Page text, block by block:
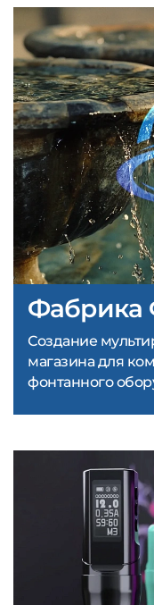
Фабрика
Создание
магазина для
фонтанного